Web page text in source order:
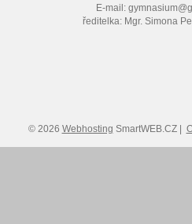
E-mail:
ředitelka: Mgr. Simona
© 2026 Webhosting SmartWEB.CZ |